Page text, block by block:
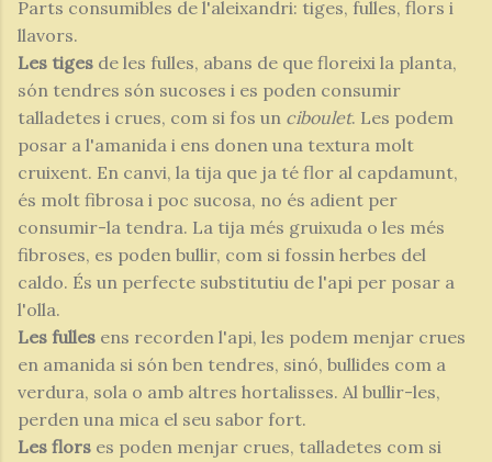
Parts consumibles de l'aleixandri: tiges, fulles, flors i
llavors.
Les tiges de les fulles, abans de que floreixi la planta,
són tendres són sucoses i es poden consumir
talladetes i crues, com si fos un ciboulet. Les podem
posar a l'amanida i ens donen una textura molt
cruixent. En canvi, la tija que ja té flor al capdamunt,
és molt fibrosa i poc sucosa, no és adient per
consumir-la tendra. La tija més gruixuda o les més
fibroses, es poden bullir, com si fossin herbes del
caldo. És un perfecte substitutiu de l'api per posar a
l'olla.
Les fulles ens recorden l'api, les podem menjar crues
en amanida si són ben tendres, sinó, bullides com a
verdura, sola o amb altres hortalisses. Al bullir-les,
perden una mica el seu sabor fort.
Les flors es poden menjar crues, talladetes com si